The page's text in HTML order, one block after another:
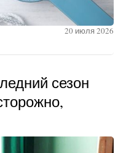
20 июля 2026
сезон